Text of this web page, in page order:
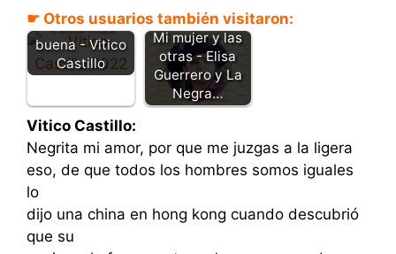
☛ Otros usuarios también visitaron:
vaina más
buena - Vitico
Castillo
Mi mujer y las
otras - Elisa
Guerrero y La
Negra…
Vitico Castillo:
Negrita mi amor, por que me juzgas a la ligera
eso, de que todos los hombres somos iguales
lo
dijo una china en hong kong cuando descubrió
que su